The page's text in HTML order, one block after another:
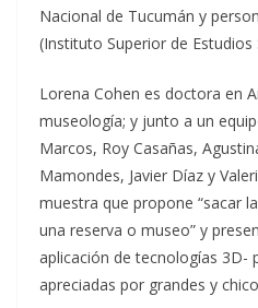
Nacional de Tucumán y
(Instituto Superior de Estudios
Lorena Cohen es doctora en
museología; y junto a un
Marcos, Roy Casañas,
Mamondes, Javier Díaz y
muestra que propone “sacar
una reserva o museo” y
aplicación de tecnologías 3D-
apreciadas por grandes y